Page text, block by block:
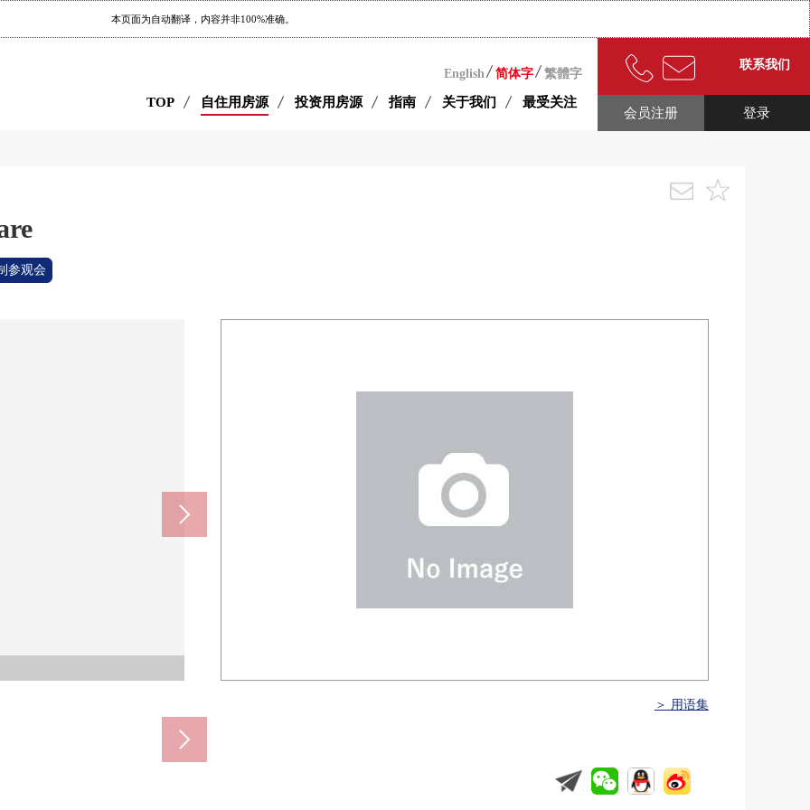
本页面为自动翻译，内容并非100%准确。
English 简体字 繁體字
TOP 自住用房源 投资用房源 指南 关于我们 最受关注
联系我们
登录
会员注册
参观会
＞ 用语集